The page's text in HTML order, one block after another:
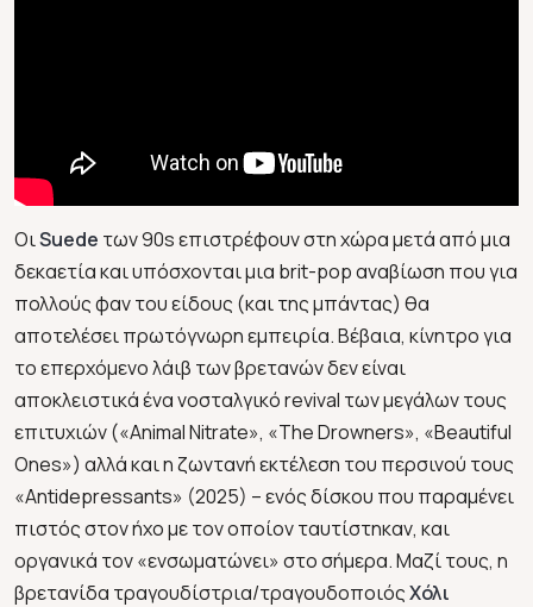
OιSuede των 90s επιστρέφουν στη χώρα μετά από μια
δεκαετία και υπόσχονται μια brit-pop αναβίωση που για
πολλούς φαν του είδους (και της μπάντας) θα
αποτελέσει πρωτόγνωρη εμπειρία. Βέβαια, κίνητρο για
το επερχόμενο λάιβ των βρετανών δεν είναι
αποκλειστικά ένα νοσταλγικό revival των μεγάλων τους
επιτυχιών («Animal Nitrate», «The Drowners», «Beautiful
Ones») αλλά και η ζωντανή εκτέλεση του περσινού τους
«Antidepressants» (2025) – ενός δίσκου που παραμένει
πιστός στον ήχο με τον οποίον ταυτίστηκαν, και
οργανικά τον «ενσωματώνει» στο σήμερα. Μαζί τους, η
βρετανίδα τραγουδίστρια/τραγουδοποιόςΧόλι